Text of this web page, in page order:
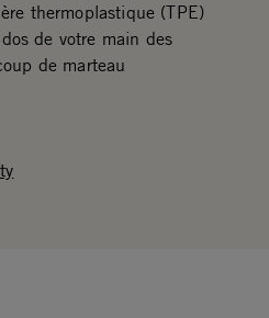
thermoplastique (TPE)
de votre main des
de marteau